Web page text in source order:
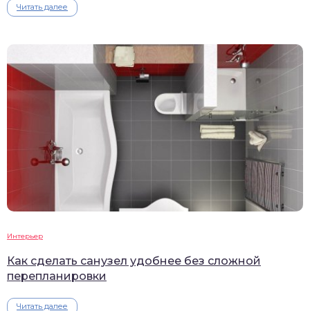
Читать далее
Интерьер
Как сделать санузел удобнее без сложной
перепланировки
Читать далее